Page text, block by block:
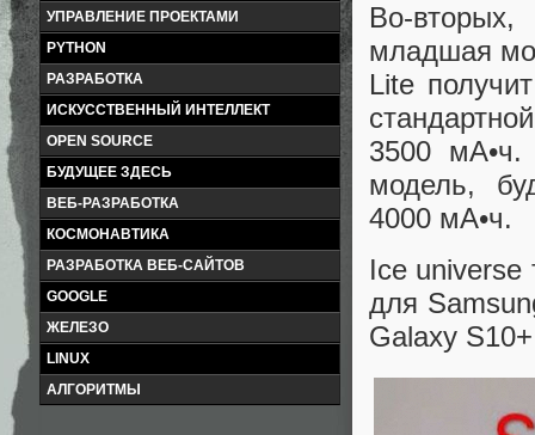
УПРАВЛЕНИЕ ПРОЕКТАМИ
PYTHON
РАЗРАБОТКА
ИСКУССТВЕННЫЙ ИНТЕЛЛЕКТ
OPEN SOURCE
БУДУЩЕЕ ЗДЕСЬ
ВЕБ-РАЗРАБОТКА
КОСМОНАВТИКА
РАЗРАБОТКА ВЕБ-САЙТОВ
GOOGLE
ЖЕЛЕЗО
LINUX
АЛГОРИТМЫ
Во-
младшая
Lite
3500
модель,
4000 мА•ч.
Ice
для
Galaxy